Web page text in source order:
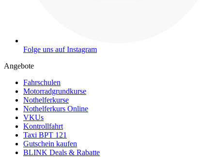
Folge uns auf Instagram
Angebote
Fahrschulen
Motorradgrundkurse
Nothelferkurse
Nothelferkurs Online
VKUs
Kontrollfahrt
Taxi BPT 121
Gutschein kaufen
BLINK Deals & Rabatte